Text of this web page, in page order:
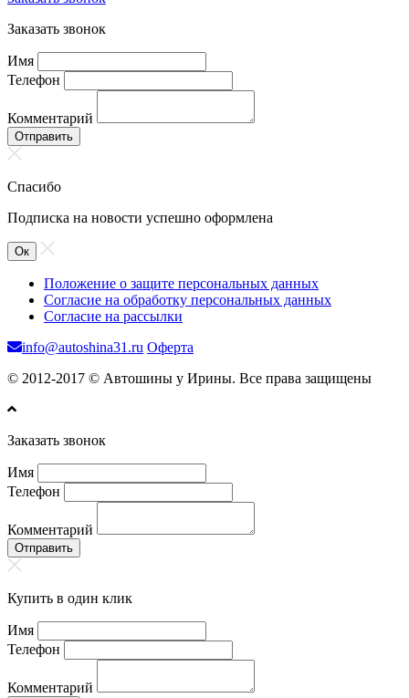
Заказать звонок
Имя
Телефон
Комментарий
Отправить
Спасибо
Подписка на новости успешно оформлена
Ок
Положение о защите персональных данных
Согласие на обработку персональных данных
Согласие на рассылки
info@autoshina31.ru Оферта
© 2012-2017 © Автошины у Ирины. Все права защищены
Заказать звонок
Имя
Телефон
Комментарий
Отправить
Купить в один клик
Имя
Телефон
Комментарий